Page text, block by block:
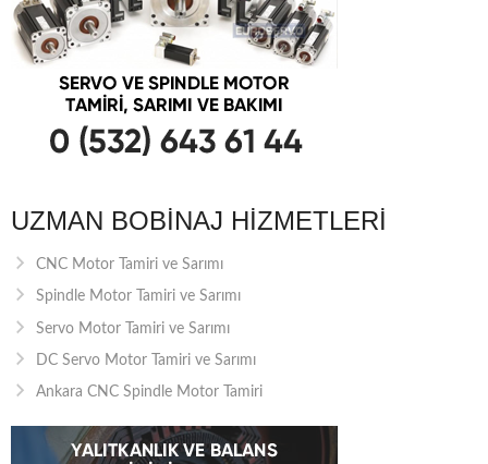
UZMAN BOBINAJ HIZMETLERI
CNC Motor Tamiri ve Sarımı
Spindle Motor Tamiri ve Sarımı
Servo Motor Tamiri ve Sarımı
DC Servo Motor Tamiri ve Sarımı
Ankara CNC Spindle Motor Tamiri